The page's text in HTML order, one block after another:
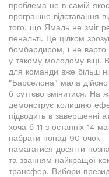
проблема не в самій
програшне відставання
того, що Ямаль не зміг
пенальті. Це цілком
бомбардиром, і не варто
у такому молодому віці.
для команди вже більш
"Барселона" мала дійсно
б суттєво змінитися. На
демонструє колишню
підводить в завершенні
хоча б 11 з останніх 14
набрати понад 90 очок
намагатися досягти
та званням найкращої
трансфер. Вибори